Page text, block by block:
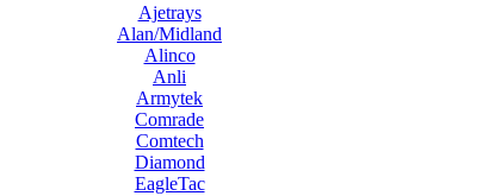
Ajetrays
Alan/Midland
Alinco
Anli
Armytek
Comrade
Comtech
Diamond
EagleTac